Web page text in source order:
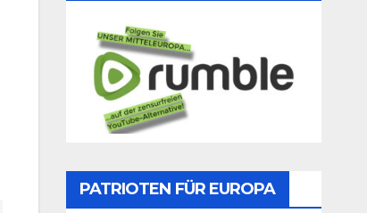
PATRIOTEN FÜR EUROPA